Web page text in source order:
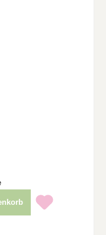
oder benutze die Schaltflächen